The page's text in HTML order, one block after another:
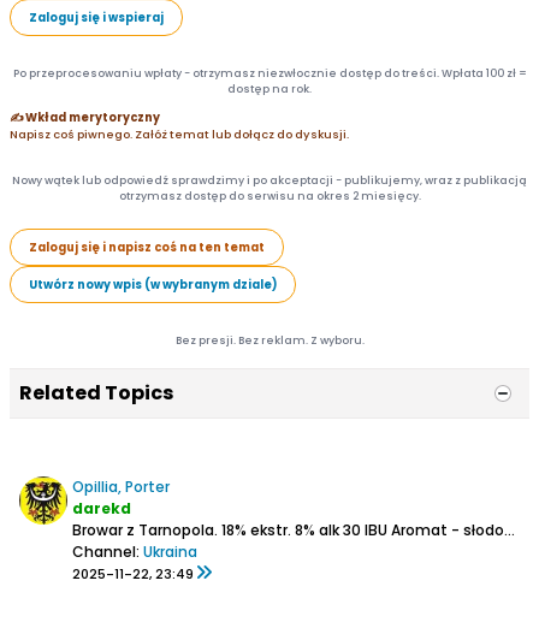
Zaloguj się i wspieraj
Po przeprocesowaniu wpłaty - otrzymasz niezwłocznie dostęp do treści. Wpłata 100 zł =
dostęp na rok.
✍️ Wkład merytoryczny
Napisz coś piwnego. Załóż temat lub dołącz do dyskusji.
Nowy wątek lub odpowiedź sprawdzimy i po akceptacji - publikujemy, wraz z publikacją
otrzymasz dostęp do serwisu na okres 2 miesięcy.
Zaloguj się i napisz coś na ten temat
Utwórz nowy wpis (w wybranym dziale)
Bez presji. Bez reklam. Z wyboru.
Related Topics
Opillia, Porter
darekd
Browar z Tarnopola. 18% ekstr. 8% alk30 IBUAromat - słodowy z razowym chlebem, karmelem, suszem owocowym i trochę winną nutą, lekka paloność
Channel: Ukraina
2025-11-22, 23:49